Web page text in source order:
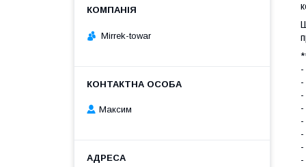
-
-
-
-
-
Mirrek-towar
Максим